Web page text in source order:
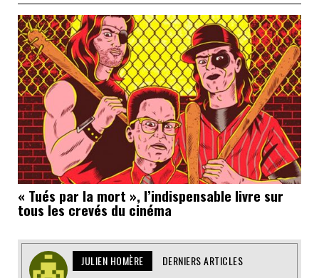
« Tués par la mort », l’indispensable livre sur
tous les crevés du cinéma
JULIEN HOMÈRE DERNIERS ARTICLES